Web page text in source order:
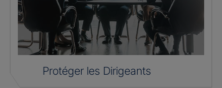
Protéger les Dirigeants